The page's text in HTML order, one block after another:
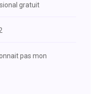
gratuit
pas mon